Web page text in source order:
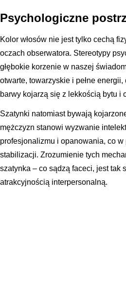
Psychologiczne
Kolor włosów nie jest tylko cechą
oczach obserwatora. Stereotypy
głębokie korzenie w naszej
otwarte, towarzyskie i pełne
barwy kojarzą się z lekkością bytu i
Szatynki natomiast bywają
mężczyzn stanowi wyzwanie
profesjonalizmu i opanowania, co
stabilizacji. Zrozumienie tych
szatynka – co sądzą faceci, jest
atrakcyjnością interpersonalną.